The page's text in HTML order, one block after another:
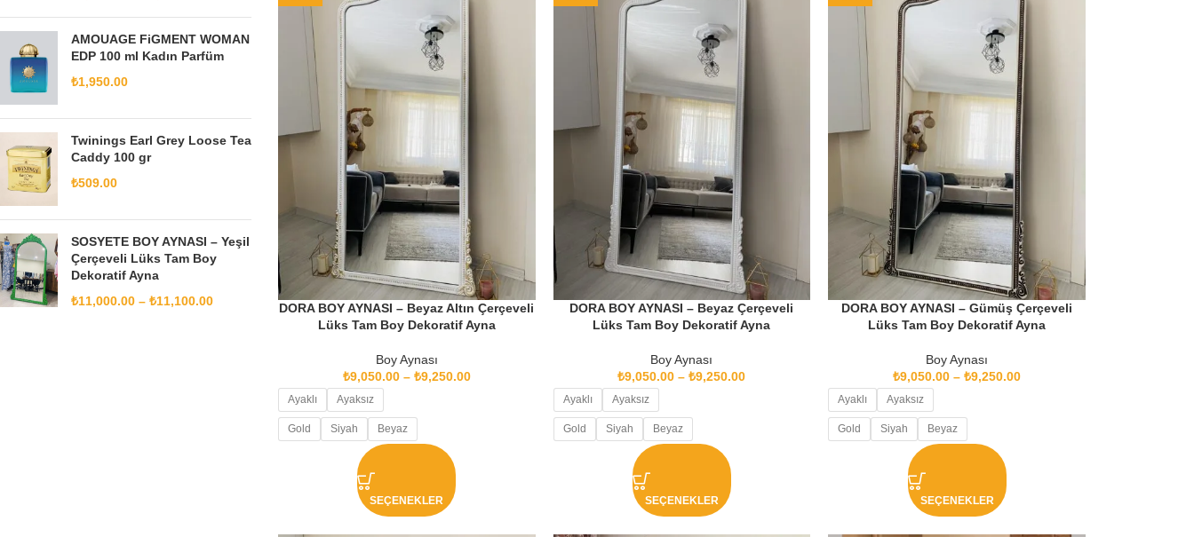
AMOUAGE FiGMENT WOMAN
EDP 100 ml Kadın Parfüm
₺1,950.00
Twinings Earl Grey Loose Tea
Caddy 100 gr
₺509.00
SOSYETE BOY AYNASI – Yeşil
Çerçeveli Lüks Tam Boy
Dekoratif Ayna
₺11,000.00 – ₺11,100.00
DORA BOY AYNASI – Beyaz Altın Çerçeveli
Lüks Tam Boy Dekoratif Ayna
Boy Aynası
₺9,050.00 – ₺9,250.00
Ayaklı Ayaksız
Gold Siyah Beyaz
SEÇENEKLER
DORA BOY AYNASI – Beyaz Çerçeveli
Lüks Tam Boy Dekoratif Ayna
Boy Aynası
₺9,050.00 –₺9,250.00
Ayaklı Ayaksız
Gold Siyah Beyaz
SEÇENEKLER
DORA BOY AYNASI – Gümüş Çerçeveli
Lüks Tam Boy Dekoratif Ayna
Boy Aynası
₺9,050.00 –₺9,250.00
Ayaklı Ayaksız
Gold Siyah Beyaz
SEÇENEKLER